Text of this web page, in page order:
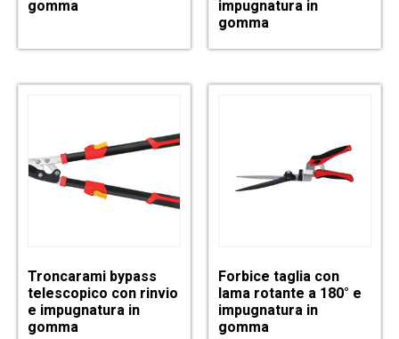
gomma impugnatura in
gomma
Troncarami bypass
telescopico con rinvio
e impugnatura in
gomma
Forbice taglia con
lama rotante a 180° e
impugnatura in
gomma